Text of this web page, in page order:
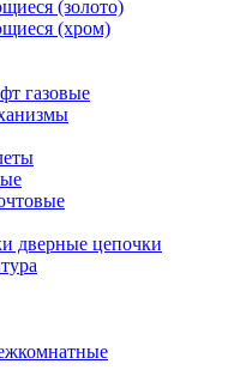
(золото)
(хром)
газовые
дверные цепочки